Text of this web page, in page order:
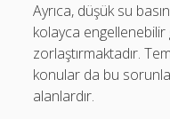
Ayrıca, düşük su
kolayca
zorlaştırmaktadır.
konular da bu
alanlardır.